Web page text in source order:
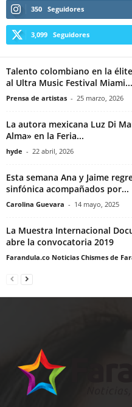
350 Seguidores
3,099 Seguidores
Talento colombiano en la
al Ultra Music Festival Miami...
Prensa de artistas - 25 marzo, 2026
La autora mexicana Luz Di
Alma» en la Feria...
hyde - 22 abril, 2026
Esta semana Ana y Jaime
sinfónica acompañados por...
Carolina Guevara - 14 mayo, 2025
La Muestra Internacional
abre la convocatoria 2019
Farandula.co Noticias Chismes de